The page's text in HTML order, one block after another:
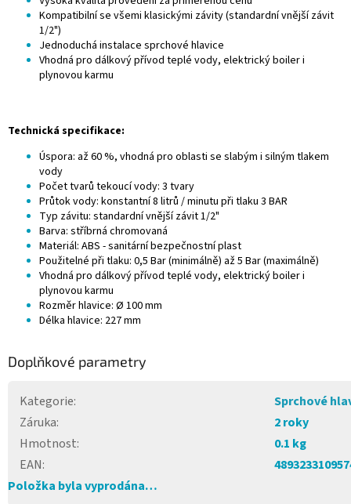
Kompatibilní se všemi klasickými závity (standardní vnější závit
1/2")
Jednoduchá instalace sprchové hlavice
Vhodná pro dálkový přívod teplé vody, elektrický boiler i
plynovou karmu
Technická specifikace:
Úspora: až 60 %, vhodná pro oblasti se slabým i silným tlakem
vody
Počet tvarů tekoucí vody: 3 tvary
Průtok vody: konstantní 8 litrů / minutu při tlaku 3 BAR
Typ závitu: standardní vnější závit 1/2"
Barva: stříbrná chromovaná
Materiál: ABS - sanitární bezpečnostní plast
Použitelné při tlaku: 0,5 Bar (minimálně) až 5 Bar (maximálně)
Vhodná pro dálkový přívod teplé vody, elektrický boiler i
plynovou karmu
Rozměr hlavice: Ø 100 mm
Délka hlavice: 227 mm
Doplňkové parametry
Kategorie:
Sprchové
Záruka:
2 roky
Hmotnost:
0.1 kg
EAN:
Položka byla vyprodána…